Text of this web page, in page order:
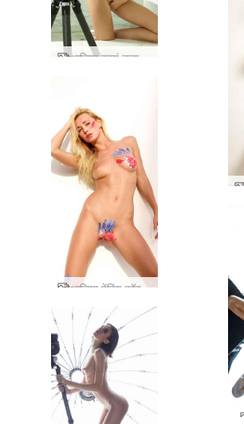
आलिया स्वयं उजागर प्रेमकाव्य
आलिया पेंटिंग कॉक्सी और थिया